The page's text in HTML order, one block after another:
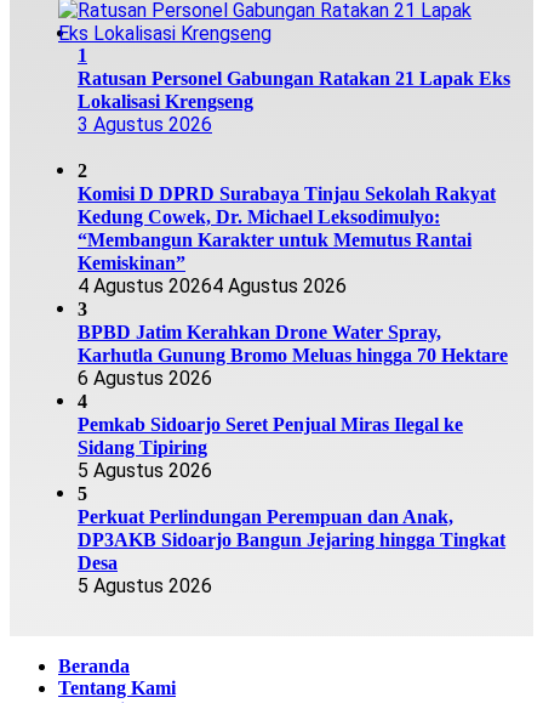
1
Ratusan Personel Gabungan Ratakan 21 Lapak Eks
Lokalisasi Krengseng
3 Agustus 2026
2
Komisi D DPRD Surabaya Tinjau Sekolah Rakyat
Kedung Cowek, Dr. Michael Leksodimulyo:
“Membangun Karakter untuk Memutus Rantai
Kemiskinan”
4 Agustus 20264 Agustus 2026
3
BPBD Jatim Kerahkan Drone Water Spray,
Karhutla Gunung Bromo Meluas hingga 70 Hektare
6 Agustus 2026
4
Pemkab Sidoarjo Seret Penjual Miras Ilegal ke
Sidang Tipiring
5 Agustus 2026
5
Perkuat Perlindungan Perempuan dan Anak,
DP3AKB Sidoarjo Bangun Jejaring hingga Tingkat
Desa
5 Agustus 2026
Beranda
Tentang Kami